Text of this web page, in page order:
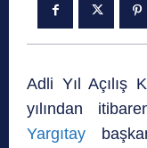
Adli Yıl Açılış
yılından
Yargıtay